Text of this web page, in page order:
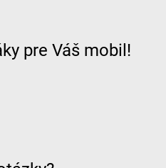
pre Váš mobil!